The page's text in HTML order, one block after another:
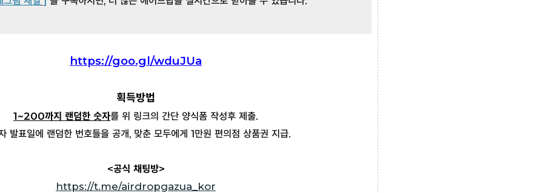
https://goo.gl/wduJUa
획득방법
1~200까지 랜덤한 숫자를 위 링크의 간단 양식폼 작성후 제출.
발표일에 랜덤한 번호들을 공개, 맞춘 모두에게 1만원 편의점 상품권 지급.
<공식 채팅방>
https://t.me/airdropgazua_kor